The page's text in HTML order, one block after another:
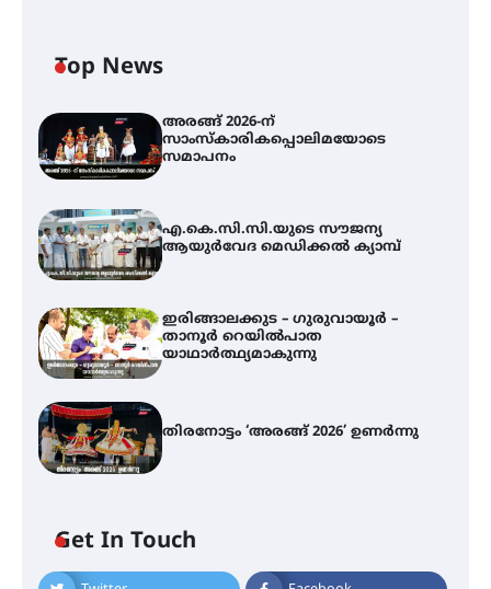
Top News
അരങ്ങ് 2026-ന്
സാംസ്കാരികപ്പൊലിമയോടെ
സമാപനം
എ.കെ.സി.സി.യുടെ സൗജന്യ
ആയുർവേദ മെഡിക്കൽ ക്യാമ്പ്
ഇരിങ്ങാലക്കുട – ഗുരുവായൂർ –
താനൂർ റെയിൽപാത
യാഥാർത്ഥ്യമാകുന്നു
തിരനോട്ടം ‘അരങ്ങ് 2026’ ഉണർന്നു
Get In Touch